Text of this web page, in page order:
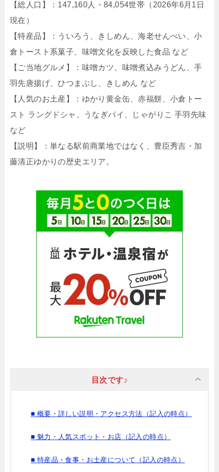
【総人口】：147,160人・84,054世帯（2026年6月1日
現在）
【特産品】：ういろう、きしめん、海老せんべい、小
倉トースト系菓子、味噌文化を反映した食品 など
【ご当地グルメ】：味噌カツ、味噌煮込みうどん、手
羽先唐揚げ、ひつまぶし、きしめん など
【人気のお土産】：ゆかり黄金缶、赤福餅、小倉トー
スト ラングドシャ、うなぎパイ、じゃがりこ 手羽先味
など
【説明】：単なる駅前商業地ではなく、豊臣秀吉・加
藤清正ゆかりの歴史エリア。
目次です♪
■ 概要・詳しい説明・アクセス方法（記入の時点）
■ 魅力・人気スポット・お店（記入の時点）
■ 特産品・食事・お土産について（記入の時点）